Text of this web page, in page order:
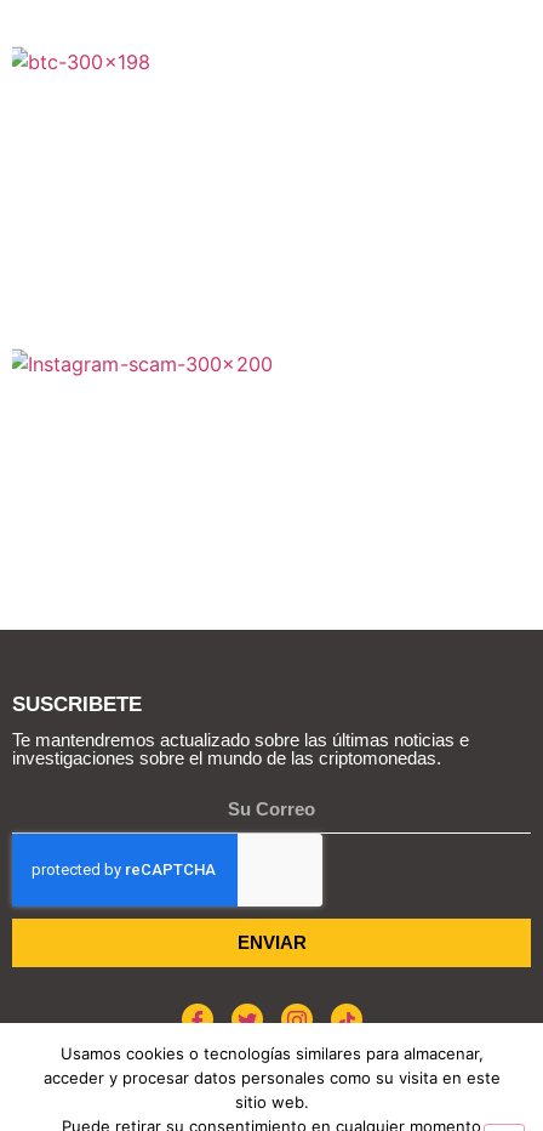
SUSCRIBETE
Te mantendremos actualizado sobre las últimas noticias e
investigaciones sobre el mundo de las criptomonedas.
ENVIAR
POLÍTICA DE COOKIES
Usamos cookies o tecnologías similares para almacenar,
acceder y procesar datos personales como su visita en este
sitio web.
Puede retirar su consentimiento en cualquier momento